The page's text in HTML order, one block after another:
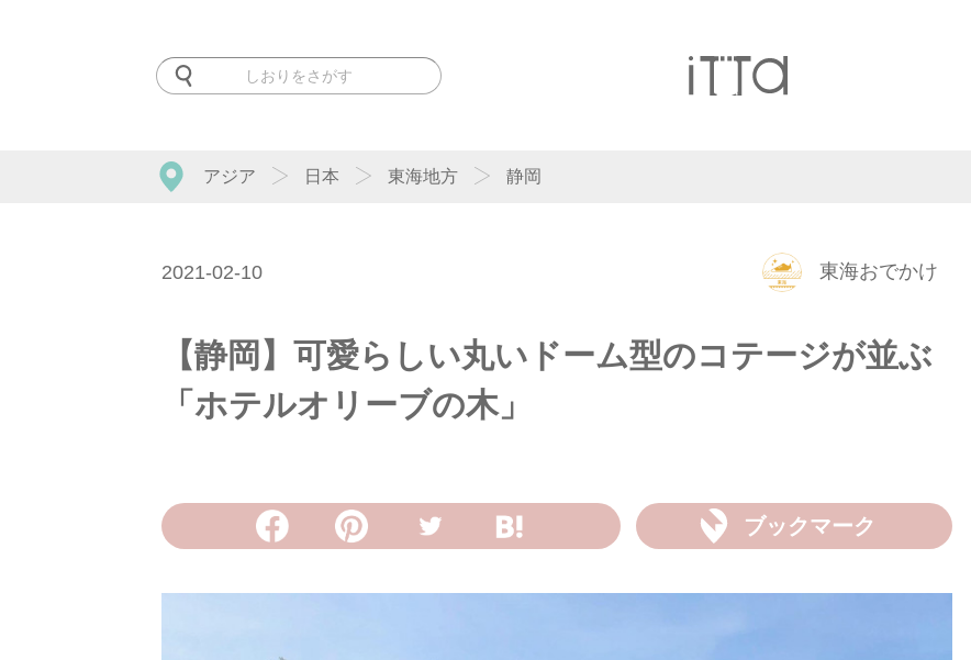
アジア 日本 東海地方 静岡
2021-02-10 東海おでかけ
【静岡】可愛らしい丸いドーム型のコテージが並ぶ
「ホテルオリーブの木」
ブックマーク